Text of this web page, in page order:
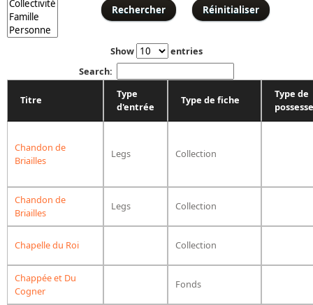
Répertoire des catalogues
Répertoire des manuscrits du XXe siècle
Publications
Guides des sources publiés
Ouvrages et documents sur la BnF numérisés dans Gallica
Revue de la Bibliothèque nationale de France
Directeurs de la Bibliothèque nationale du XIVe siècle à nos jours
Listes et biographies des directeurs de départements
Implantations de la Bibliothèque nationale de France
La Bibliothèque nationale de France à livre ouvert
Richelieu, Bibliothèques - Musée - Galeries
Gallica - Son histoire
Show
entries
Search:
Titre
Type
d'entrée
Type de fiche
Type de
Chandon de
Briailles
Legs Collection
Chandon de
Briailles
Legs Collection
Chapelle du Roi Collection
Chappée et Du
Cogner
Fonds